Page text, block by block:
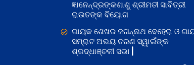
ଜ୍ଞାନେନ୍ଦ୍ରଙ୍କଶାଶୁ ଶ୍ରୀମତୀ ସାବିତ୍ରୀ
ରାଉତଙ୍କ ବିୟୋଗ
ଗାୟକ ଶେଖର ଜଗନ୍ନାଥ ବେହେରା ଓ
ସମ୍ରାଟ ଅଭୟ ଚରଣ ସ୍ୱାଇଁଙ୍କ
ଶ୍ରଦ୍ଧାଞ୍ଚଳୀ ସଭା |